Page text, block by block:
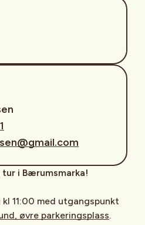
i Bærumsmarka!
11:00 med utgangspunkt
øvre parkeringsplass.